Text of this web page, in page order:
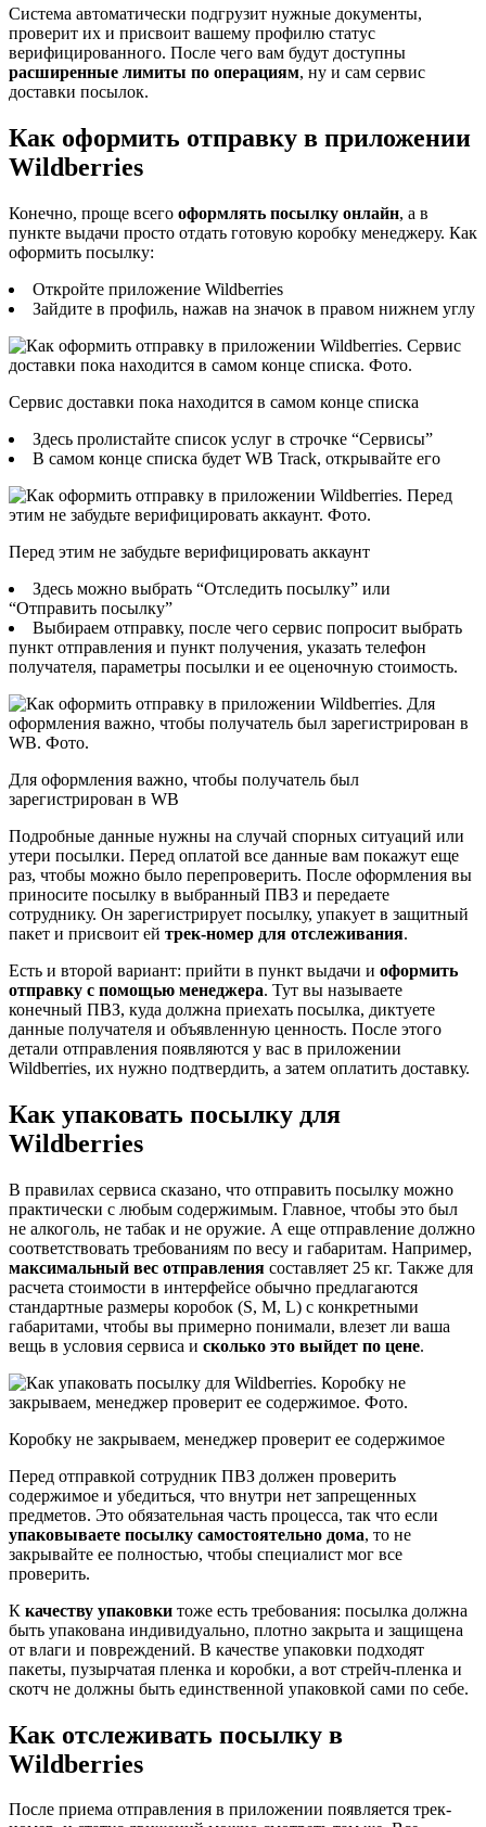
Система автоматически подгрузит нужные документы,
проверит их и присвоит вашему профилю статус
верифицированного. После чего вам будут доступны
расширенные лимиты по операциям, ну и сам сервис
доставки посылок.
Как оформить отправку в приложении
Wildberries
Конечно, проще всего оформлять посылку онлайн, а в
пункте выдачи просто отдать готовую коробку менеджеру. Как
оформить посылку:
Откройте приложение Wildberries
Зайдите в профиль, нажав на значок в правом нижнем углу
Сервис доставки пока находится в самом конце списка
Здесь пролистайте список услуг в строчке “Сервисы”
В самом конце списка будет WB Track, открывайте его
Перед этим не забудьте верифицировать аккаунт
Здесь можно выбрать “Отследить посылку” или
“Отправить посылку”
Выбираем отправку, после чего сервис попросит выбрать
пункт отправления и пункт получения, указать телефон
получателя, параметры посылки и ее оценочную стоимость.
Для оформления важно, чтобы получатель был
зарегистрирован в WB
Подробные данные нужны на случай спорных ситуаций или
утери посылки. Перед оплатой все данные вам покажут еще
раз, чтобы можно было перепроверить. После оформления вы
приносите посылку в выбранный ПВЗ и передаете
сотруднику. Он зарегистрирует посылку, упакует в защитный
пакет и присвоит ей трек-номер для отслеживания.
Есть и второй вариант: прийти в пункт выдачи и оформить
отправку с помощью менеджера. Тут вы называете
конечный ПВЗ, куда должна приехать посылка, диктуете
данные получателя и объявленную ценность. После этого
детали отправления появляются у вас в приложении
Wildberries, их нужно подтвердить, а затем оплатить доставку.
Как упаковать посылку для
Wildberries
В правилах сервиса сказано, что отправить посылку можно
практически с любым содержимым. Главное, чтобы это был
не алкоголь, не табак и не оружие. А еще отправление должно
соответствовать требованиям по весу и габаритам. Например,
максимальный вес отправления составляет 25 кг. Также для
расчета стоимости в интерфейсе обычно предлагаются
стандартные размеры коробок (S, M, L) с конкретными
габаритами, чтобы вы примерно понимали, влезет ли ваша
вещь в условия сервиса и сколько это выйдет по цене.
Коробку не закрываем, менеджер проверит ее содержимое
Перед отправкой сотрудник ПВЗ должен проверить
содержимое и убедиться, что внутри нет запрещенных
предметов. Это обязательная часть процесса, так что если
упаковываете посылку самостоятельно дома, то не
закрывайте ее полностью, чтобы специалист мог все
проверить.
К качеству упаковки тоже есть требования: посылка должна
быть упакована индивидуально, плотно закрыта и защищена
от влаги и повреждений. В качестве упаковки подходят
пакеты, пузырчатая пленка и коробки, а вот стрейч-пленка и
скотч не должны быть единственной упаковкой сами по себе.
Как отслеживать посылку в
Wildberries
После приема отправления в приложении появляется трек-